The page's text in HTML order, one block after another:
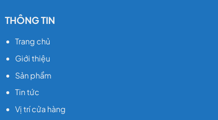
THÔNG TIN
Trang chủ
Giới thiệu
Sản phẩm
Tin tức
Vị trí cửa hàng